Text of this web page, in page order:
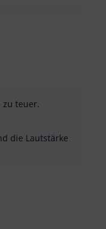
zu teuer.
die Lautstärke